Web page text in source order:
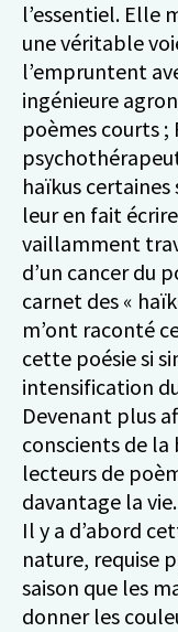
l’essentiel. Elle
une véritable
l’empruntent
ingénieure
poèmes courts
haïkus certaines
leur en fait
vaillamment
d’un cancer du
carnet des «
m’ont raconté
cette poésie si
intensification
Devenant plus
conscients de
lecteurs de
davantage la vie.
Il y a d’abord
nature, requise
saison que les
donner les